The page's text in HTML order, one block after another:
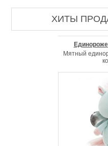
ХИТЫ
Мятный